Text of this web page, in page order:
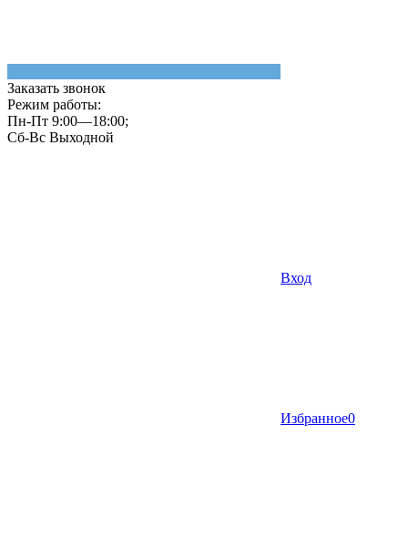
Заказать звонок
Режим работы:
Пн-Пт 9:00—18:00;
Сб-Вс Выходной
Вход
Избранное0